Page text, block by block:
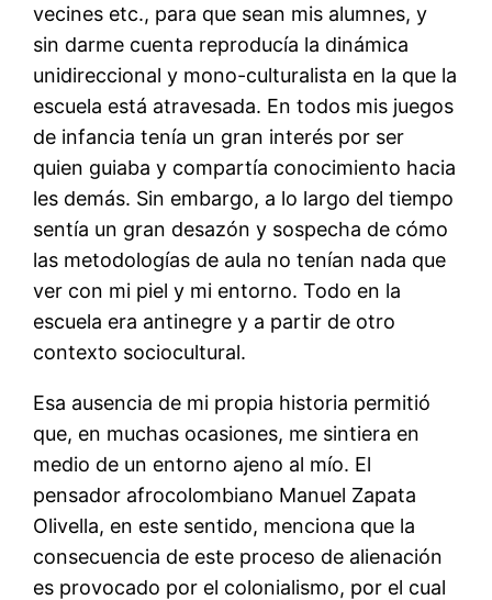
vecines etc., para que sean mis alumnes, y
sin darme cuenta reproducía la dinámica
unidireccional y mono-culturalista en la que la
escuela está atravesada. En todos mis juegos
de infancia tenía un gran interés por ser
quien guiaba y compartía conocimiento hacia
les demás. Sin embargo, a lo largo del tiempo
sentía un gran desazón y sospecha de cómo
las metodologías de aula no tenían nada que
ver con mi piel y mi entorno. Todo en la
escuela era antinegre y a partir de otro
contexto sociocultural.
Esa ausencia de mi propia historia permitió
que, en muchas ocasiones, me sintiera en
medio de un entorno ajeno al mío. El
pensador afrocolombiano Manuel Zapata
Olivella, en este sentido, menciona que la
consecuencia de este proceso de alienación
es provocado por el colonialismo, por el cual